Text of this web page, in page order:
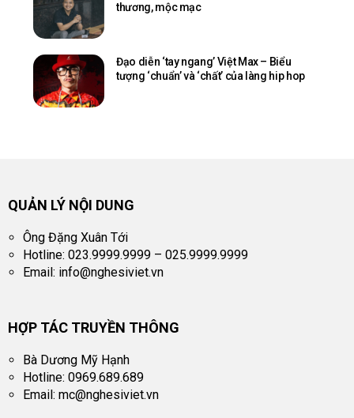
thương, mộc mạc
Đạo diễn ‘tay ngang’ Việt Max – Biểu
tượng ‘chuẩn’ và ‘chất’ của làng hip hop
QUẢN LÝ NỘI DUNG
Ông Đặng Xuân Tới
Hotline: 023.9999.9999 – 025.9999.9999
Email: info@nghesiviet.vn
HỢP TÁC TRUYỀN THÔNG
Bà Dương Mỹ Hạnh
Hotline: 0969.689.689
Email:mc@nghesiviet.vn